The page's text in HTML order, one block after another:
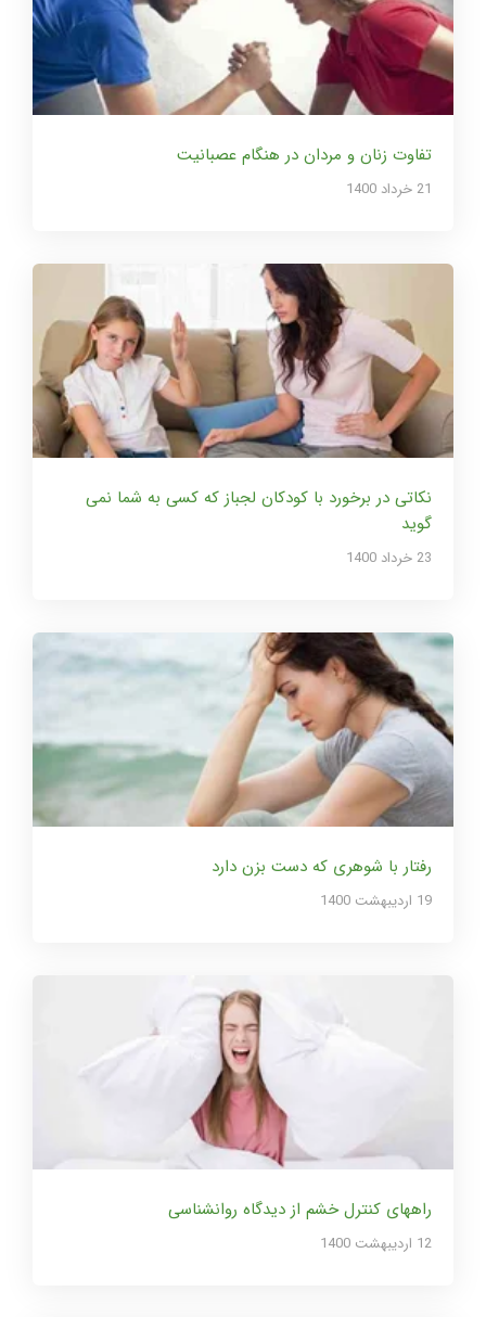
تفاوت زنان و مردان در هنگام عصبانیت
21 خرداد 1400
نکاتی در برخورد با کودکان لجباز که کسی به شما نمی
گوید
23 خرداد 1400
رفتار با شوهری که دست بزن دارد
19 ارديبهشت 1400
راههای کنترل خشم از دیدگاه روانشناسی
12 ارديبهشت 1400